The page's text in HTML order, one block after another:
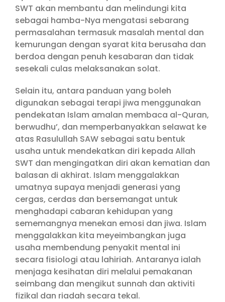
SWT akan membantu dan melindungi kita
sebagai hamba-Nya mengatasi sebarang
permasalahan termasuk masalah mental dan
kemurungan dengan syarat kita berusaha dan
berdoa dengan penuh kesabaran dan tidak
sesekali culas melaksanakan solat.
Selain itu, antara panduan yang boleh
digunakan sebagai terapi jiwa menggunakan
pendekatan Islam amalan membaca al-Quran,
berwudhu’, dan memperbanyakkan selawat ke
atas Rasulullah SAW sebagai satu bentuk
usaha untuk mendekatkan diri kepada Allah
SWT dan mengingatkan diri akan kematian dan
balasan di akhirat. Islam menggalakkan
umatnya supaya menjadi generasi yang
cergas, cerdas dan bersemangat untuk
menghadapi cabaran kehidupan yang
sememangnya menekan emosi dan jiwa. Islam
menggalakkan kita meyeimbangkan juga
usaha membendung penyakit mental ini
secara fisiologi atau lahiriah. Antaranya ialah
menjaga kesihatan diri melalui pemakanan
seimbang dan mengikut sunnah dan aktiviti
fizikal dan riadah secara tekal.